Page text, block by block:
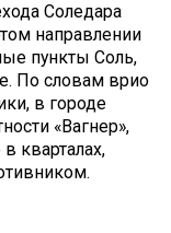
Соледара
направлении
пункты Соль,
По словам врио
в городе
«Вагнер»,
кварталах,